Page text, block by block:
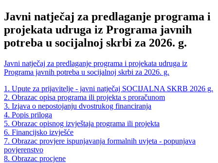
Javni natječaj za predlaganje programa i
projekata udruga iz Programa javnih
potreba u socijalnoj skrbi za 2026. g.
Javni natječaj za predlaganje programa i projekata udruga iz
Programa javnih potreba u socijalnoj skrbi za 2026. g.
1. Upute za prijavitelje - javni natječaj SOCIJALNA SKRB 2026 g.
2. Obrazac opisa programa ili projekta s proračunom
3. Izjava o nepostojanju dvostrukog financiranja
4. Popis priloga
5. Obrazac opisnog izvještaja programa ili projekta
6. Financijsko izvješće
7. Obrazac provjere ispunjavanja formalnih uvjeta - popunjava
povjerenstvo
8. Obrazac procjene